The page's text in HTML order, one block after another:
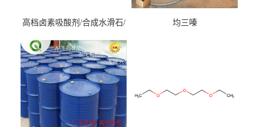
高档卤素吸酸剂/合成水滑石/
均三嗪